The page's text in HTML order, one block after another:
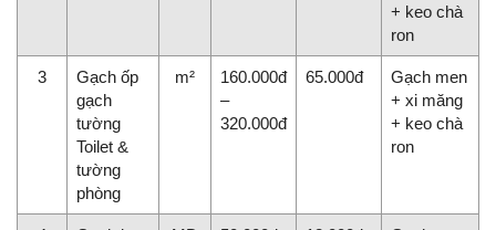
+ keo chà
ron
3
Gạch ốp
gạch
tường
Toilet &
tường
phòng
m²
160.000đ
–
320.000đ
65.000đ
Gạch men
+ xi măng
+ keo chà
ron